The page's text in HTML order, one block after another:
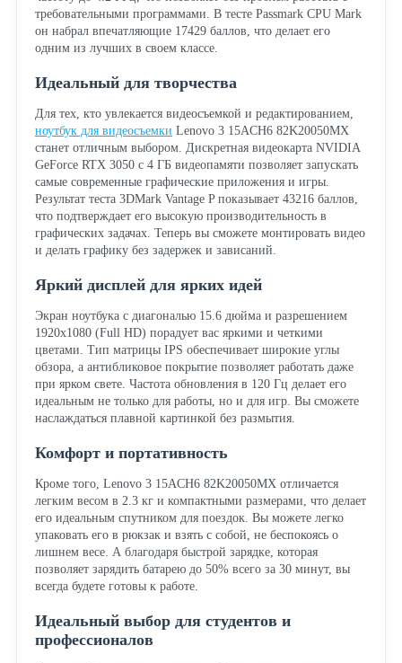
требовательными программами. В тесте Passmark CPU Mark
он набрал впечатляющие 17429 баллов, что делает его
одним из лучших в своем классе.
Идеальный для творчества
Для тех, кто увлекается видеосъемкой и редактированием,
ноутбук для видеосъемки Lenovo 3 15ACH6 82K20050MX
станет отличным выбором. Дискретная видеокарта NVIDIA
GeForce RTX 3050 с 4 ГБ видеопамяти позволяет запускать
самые современные графические приложения и игры.
Результат теста 3DMark Vantage P показывает 43216 баллов,
что подтверждает его высокую производительность в
графических задачах. Теперь вы сможете монтировать видео
и делать графику без задержек и зависаний.
Яркий дисплей для ярких идей
Экран ноутбука с диагональю 15.6 дюйма и разрешением
1920x1080 (Full HD) порадует вас яркими и четкими
цветами. Тип матрицы IPS обеспечивает широкие углы
обзора, а антибликовое покрытие позволяет работать даже
при ярком свете. Частота обновления в 120 Гц делает его
идеальным не только для работы, но и для игр. Вы сможете
наслаждаться плавной картинкой без размытия.
Комфорт и портативность
Кроме того, Lenovo 3 15ACH6 82K20050MX отличается
легким весом в 2.3 кг и компактными размерами, что делает
его идеальным спутником для поездок. Вы можете легко
упаковать его в рюкзак и взять с собой, не беспокоясь о
лишнем весе. А благодаря быстрой зарядке, которая
позволяет зарядить батарею до 50% всего за 30 минут, вы
всегда будете готовы к работе.
Идеальный выбор для студентов и
профессионалов